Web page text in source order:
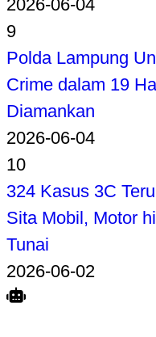
2026-06-04
9
Polda Lampung
Crime dalam 19
Diamankan
2026-06-04
10
324 Kasus 3C
Sita Mobil, Motor
Tunai
2026-06-02